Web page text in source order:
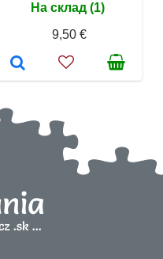
На склад (1)
9,50 €